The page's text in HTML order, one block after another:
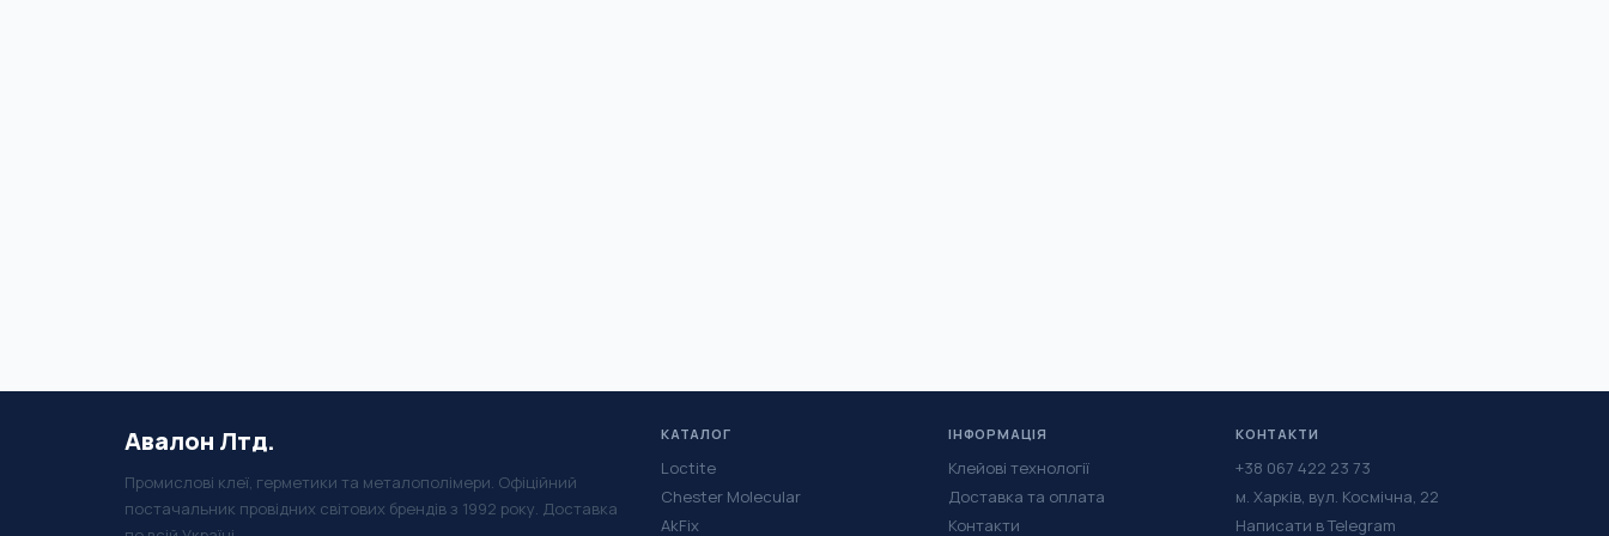
Авалон Лтд.
Промислові клеї, герметики та металополімери. Офіційний
постачальник провідних світових брендів з 1992 року. Доставка
КАТАЛОГ
Loctite
Chester Molecular
AkFix
ІНФОРМАЦІЯ
Клейові технології
Доставка та оплата
Контакти
КОНТАКТИ
+38 067 422 23 73
м. Харків, вул. Космічна, 22
Написати в Telegram